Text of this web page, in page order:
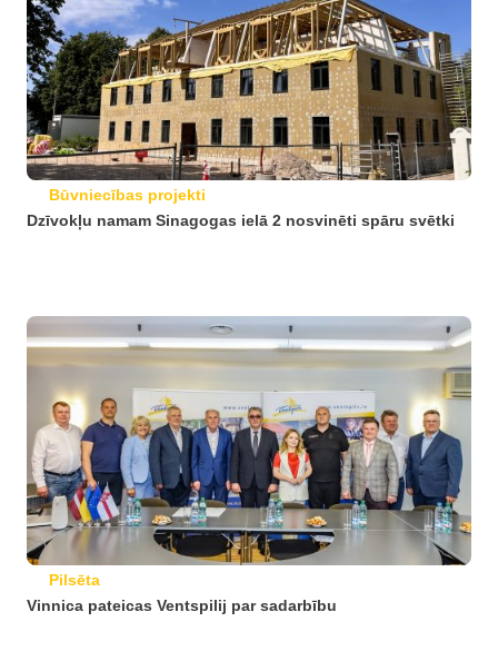
Būvniecības projekti
Dzīvokļu namam Sinagogas ielā 2 nosvinēti spāru svētki
Pilsēta
Vinnica pateicas Ventspilij par sadarbību